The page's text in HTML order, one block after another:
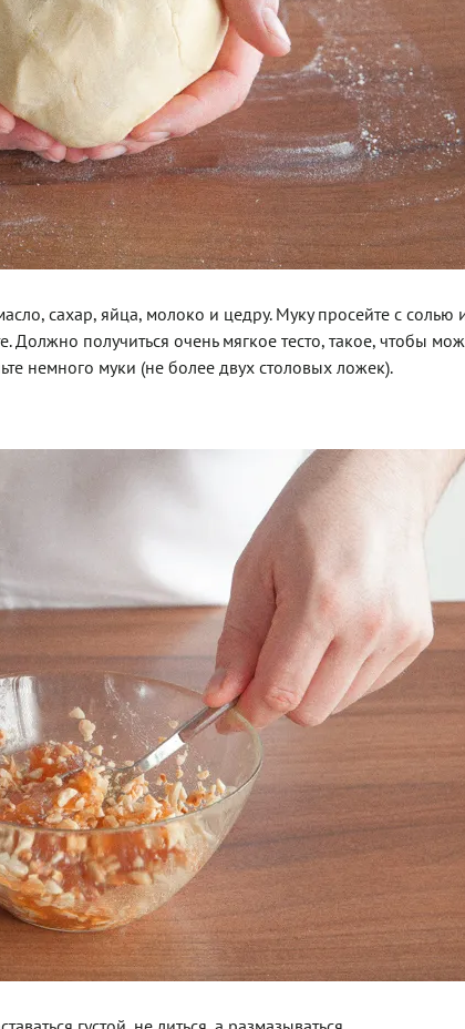
сахар, яйца, молоко и цедру. Муку просейте с солью
Должно получиться очень мягкое тесто, такое, чтобы
немного муки (не более двух столовых ложек).